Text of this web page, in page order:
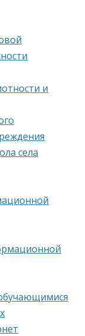
и
села